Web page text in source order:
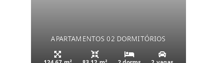
APARTAMENTOS 02 DORMITÓRIOS